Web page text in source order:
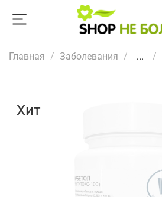
Главная Заболевания ...
Хит